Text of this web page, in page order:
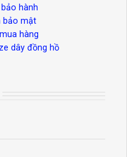
hành
bảo mật
hàng
dây đồng hồ